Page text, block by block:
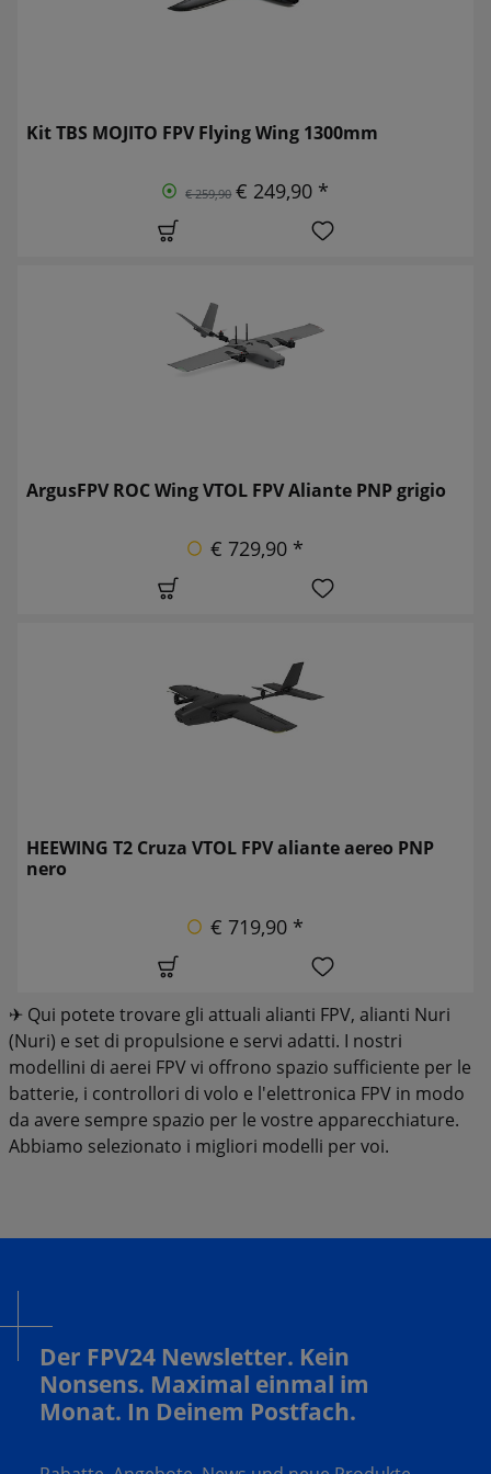
Kit TBS MOJITO FPV Flying Wing 1300mm
€ 259,90 € 249,90 *
ArgusFPV ROC Wing VTOL FPV Aliante PNP grigio
€ 729,90 *
HEEWING T2 Cruza VTOL FPV aliante aereo PNP
nero
€ 719,90 *
✈ Qui potete trovare gli attuali alianti FPV, alianti Nuri
(Nuri) e set di propulsione e servi adatti. I nostri
modellini di aerei FPV vi offrono spazio sufficiente per le
batterie, i controllori di volo e l'elettronica FPV in modo
da avere sempre spazio per le vostre apparecchiature.
Abbiamo selezionato i migliori modelli per voi.
Der FPV24 Newsletter. Kein
Nonsens. Maximal einmal im
Monat. In Deinem Postfach.